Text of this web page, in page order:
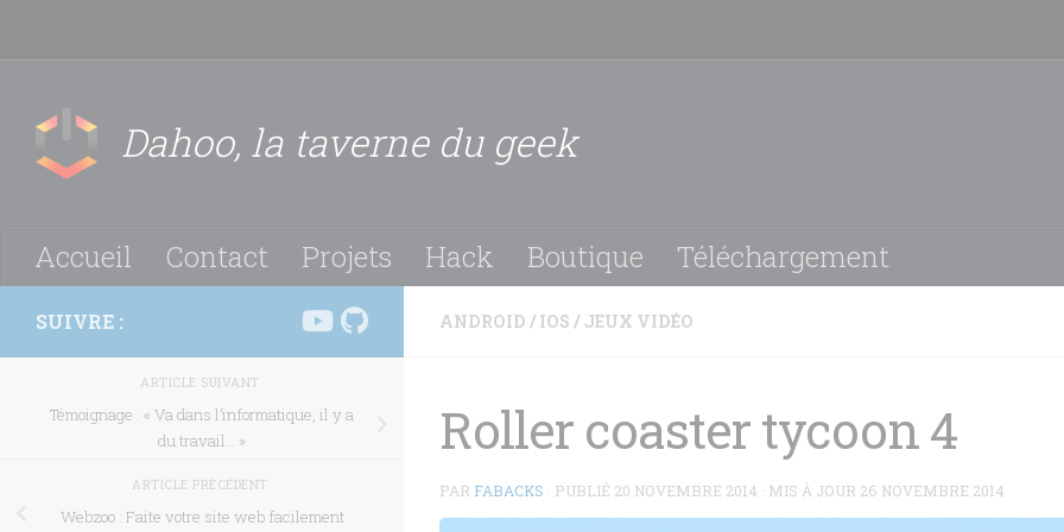
Dahoo, la taverne du geek
Accueil Contact Projets Hack Boutique Téléchargement
ANDROID / IOS / JEUX VIDÉO
Roller coaster tycoon 4
PAR FABACKS · PUBLIÉ 20 NOVEMBRE 2014 · MIS À JOUR 26 NOVEMBRE 2014
SUIVRE :
ARTICLE SUIVANT
Témoignage : « Va dans l’informatique, il y a
du travail… »
ARTICLE PRÉCÉDENT
Webzoo : Faite votre site web facilement